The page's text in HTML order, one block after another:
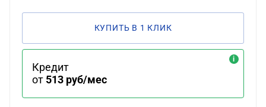
КУПИТЬ В 1 КЛИК
Кредит
от 513 руб/мес